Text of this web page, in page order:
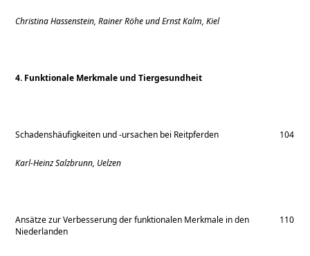
Christina Hassenstein, Rainer Röhe und Ernst Kalm, Kiel
4. Funktionale Merkmale und Tiergesundheit
Schadenshäufigkeiten und -ursachen bei Reitpferden 104
Karl-Heinz Salzbrunn, Uelzen
Ansätze zur Verbesserung der funktionalen Merkmale in den
Niederlanden
110